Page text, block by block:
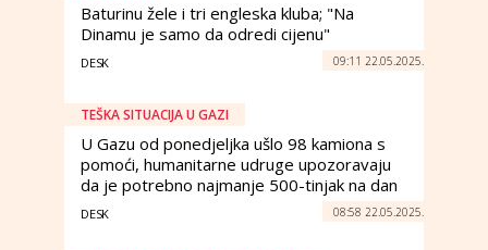
Baturinu žele i tri engleska kluba; "Na
Dinamu je samo da odredi cijenu"
DESK 09:11 22.05.2025.
TEŠKA SITUACIJA U GAZI
U Gazu od ponedjeljka ušlo 98 kamiona s
pomoći, humanitarne udruge upozoravaju
da je potrebno najmanje 500-tinjak na dan
DESK 08:58 22.05.2025.